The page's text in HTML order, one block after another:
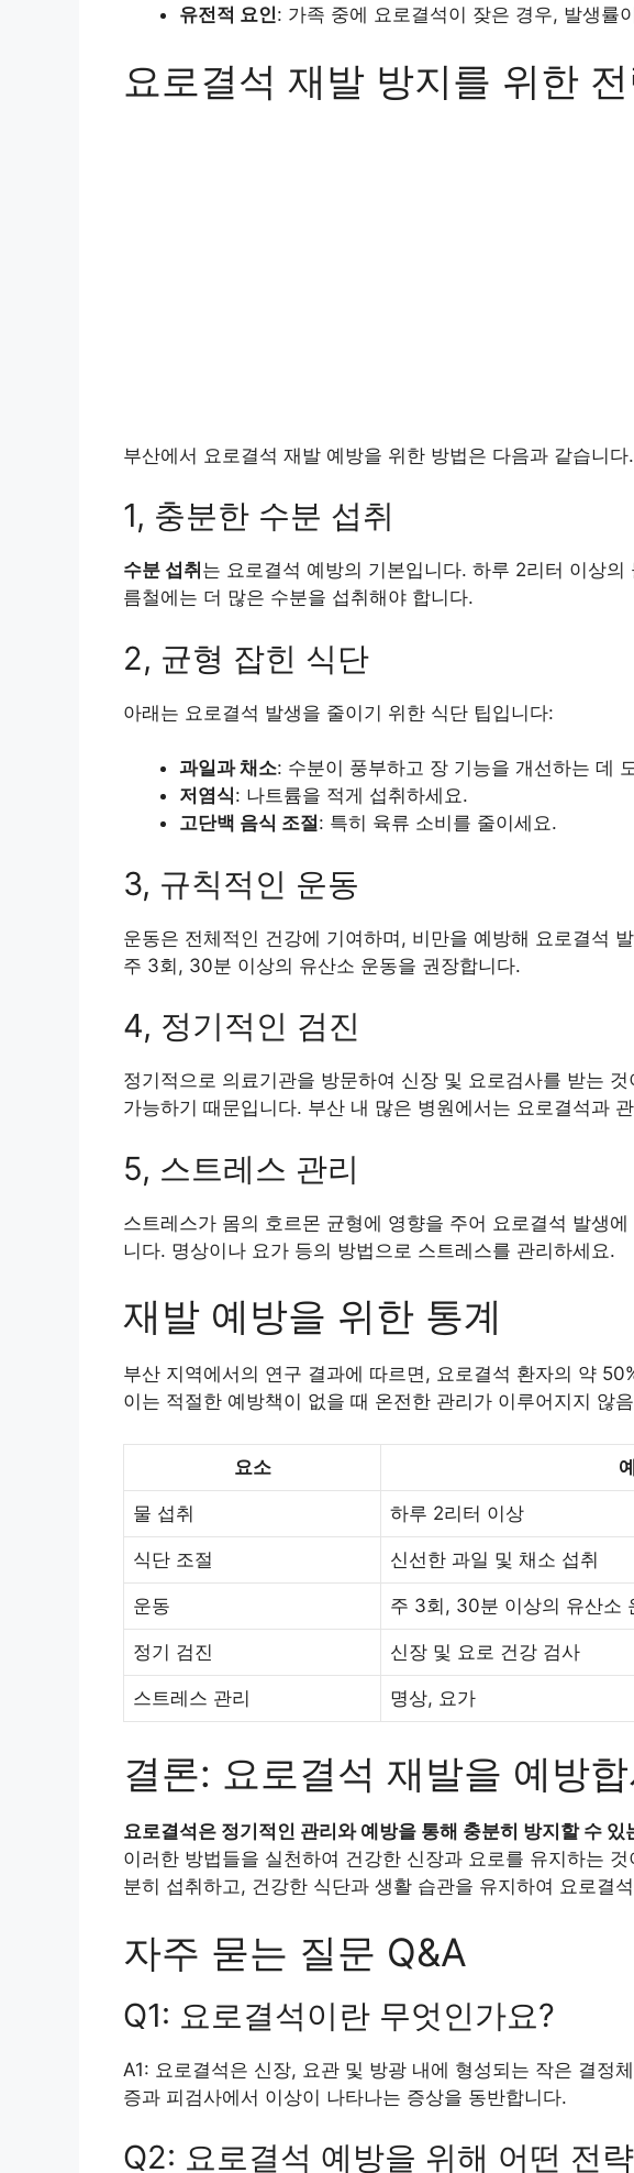
유전적 요인: 가족 중에 요로결석이 잦은 경우, 발생률
요로결석 재발 방지를 위한
부산에서 요로결석 재발 예방을 위한 방법은 다음과 같습니다.
1, 충분한 수분 섭취
수분 섭취 는 요로결석 예방의 기본입니다. 하루 2리터 이상
름철에는 더 많은 수분을 섭취해야 합니다.
2, 균형 잡힌 식단
아래는 요로결석 발생을 줄이기 위한 식단 팁입니다:
과일과 채소: 수분이 풍부하고 장 기능을 개선하는 데
저염식: 나트륨을 적게 섭취하세요.
고단백 음식 조절: 특히 육류 소비를 줄이세요.
3, 규칙적인 운동
운동은 전체적인 건강에 기여하며, 비만을 예방해 요로결석
주 3회, 30분 이상의 유산소 운동을 권장합니다.
4, 정기적인 검진
정기적으로 의료기관을 방문하여 신장 및 요로검사를 받는
가능하기 때문입니다. 부산 내 많은 병원에서는 요로결석과
5, 스트레스 관리
스트레스가 몸의 호르몬 균형에 영향을 주어 요로결석 발생
니다. 명상이나 요가 등의 방법으로 스트레스를 관리하세요.
재발 예방을 위한 통계
부산 지역에서의 연구 결과에 따르면, 요로결석 환자의 약
이는 적절한 예방책이 없을 때 온전한 관리가 이루어지지 않
요소
물 섭취 하루 2리터 이상
식단 조절 신선한 과일 및 채소 섭취
운동 주 3회, 30분 이상의 유산소
정기 검진 신장 및 요로 건강 검사
스트레스 관리 명상, 요가
결론: 요로결석 재발을 예방
요로결석은 정기적인 관리와 예방을 통해 충분히 방지할 수 있
이러한 방법들을 실천하여 건강한 신장과 요로를 유지하는
분히 섭취하고, 건강한 식단과 생활 습관을 유지하여 요로결
자주 묻는 질문 Q&A
Q1: 요로결석이란 무엇인가요?
A1: 요로결석은 신장, 요관 및 방광 내에 형성되는 작은 결정
증과 피검사에서 이상이 나타나는 증상을 동반합니다.
Q2: 요로결석 예방을 위해 어떤 전